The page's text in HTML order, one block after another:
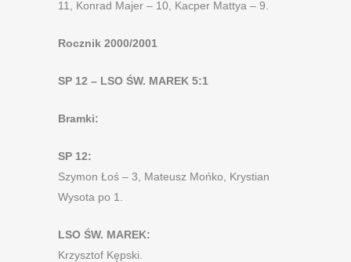
11, Konrad Majer – 10, Kacper Mattya – 9.
Rocznik 2000/2001
SP 12 – LSO ŚW. MAREK 5:1
Bramki:
SP 12:
Szymon Łoś – 3, Mateusz Mońko, Krystian
Wysota po 1.
LSO ŚW. MAREK:
Krzysztof Kępski.